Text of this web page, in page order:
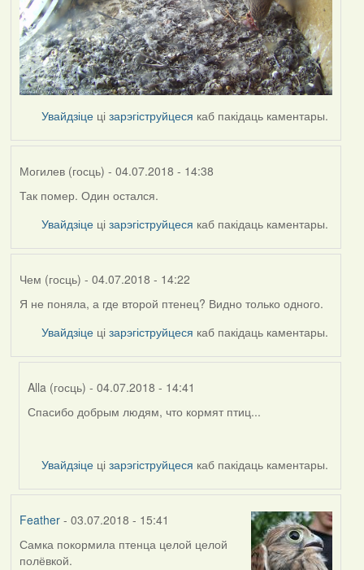
Увайдзіце цізарэгіструйцеся каб пакідаць каментары.
Могилев (госць) - 04.07.2018 - 14:38
Так помер. Один остался.
Увайдзіце цізарэгіструйцеся каб пакідаць каментары.
Чем (госць) - 04.07.2018 - 14:22
Я не поняла, а где второй птенец? Видно только одного.
Увайдзіце цізарэгіструйцеся каб пакідаць каментары.
Alla (госць) - 04.07.2018 - 14:41
In
(госць)
Спасибо добрым людям, что кормят птиц...
Увайдзіце цізарэгіструйцеся каб пакідаць каментары.
Feather- 03.07.2018 - 15:41
Самка покормила птенца целой целой
полёвкой.